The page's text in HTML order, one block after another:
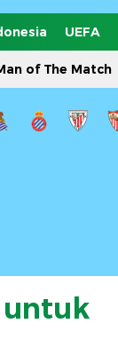
UEFA
of The Match
untuk